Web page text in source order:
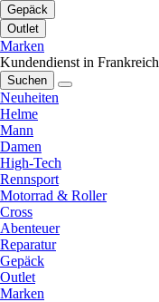
Gepäck
Outlet
Marken
Kundendienst in Frankreich
Suchen
Neuheiten
Helme
Mann
Damen
High-Tech
Rennsport
Motorrad & Roller
Cross
Abenteuer
Reparatur
Gepäck
Outlet
Marken